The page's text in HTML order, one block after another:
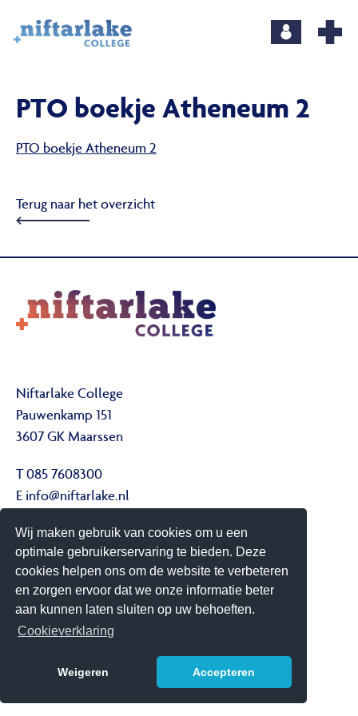
Wij maken gebruik van cookies om u een
optimale gebruikerservaring te bieden. Deze
cookies helpen ons om de website te verbeteren
en zorgen ervoor dat we onze informatie beter
aan kunnen laten sluiten op uw behoeften.
Cookieverklaring
Weigeren Accepteren
PTO boekje Atheneum 2
PTO boekje Atheneum 2
Terug naar het overzicht
Niftarlake College
Pauwenkamp 151
3607 GK Maarssen
T 085 7608300
E info@niftarlake.nl
Volg ons ook op:
Twitter
Youtube